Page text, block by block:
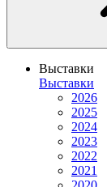
Выставки
Выставки
2026
2025
2024
2023
2022
2021